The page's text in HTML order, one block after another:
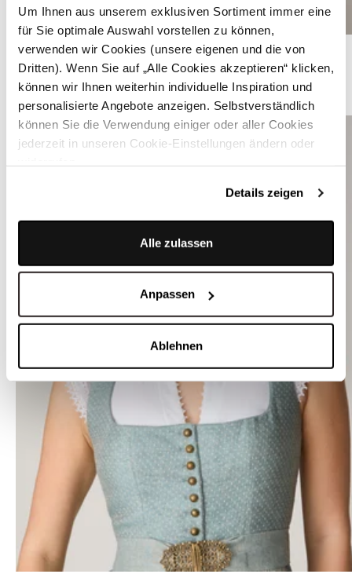
Um Ihnen aus unserem exklusiven Sortiment immer eine
für Sie optimale Auswahl vorstellen zu können,
verwenden wir Cookies (unsere eigenen und die von
Dritten). Wenn Sie auf „Alle Cookies akzeptieren“ klicken,
können wir Ihnen weiterhin individuelle Inspiration und
personalisierte Angebote anzeigen. Selbstverständlich
können Sie die Verwendung einiger oder aller Cookies
jederzeit in unseren Cookie-Einstellungen ändern oder
Details zeigen
Alle zulassen
Anpassen
Ablehnen
Graues Dirndl mit Samt-Mieder - DELILAH SKYLIGHT GREY
ÄHNLICHE STYLES